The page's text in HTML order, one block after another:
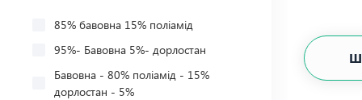
85% бавовна 15% поліамід
95%- Бавовна 5%- дорлостан
Бавовна - 80% поліамід - 15%
дорлостан - 5%
16 24-26 53
18 27-31 56
19-21 33-35 72